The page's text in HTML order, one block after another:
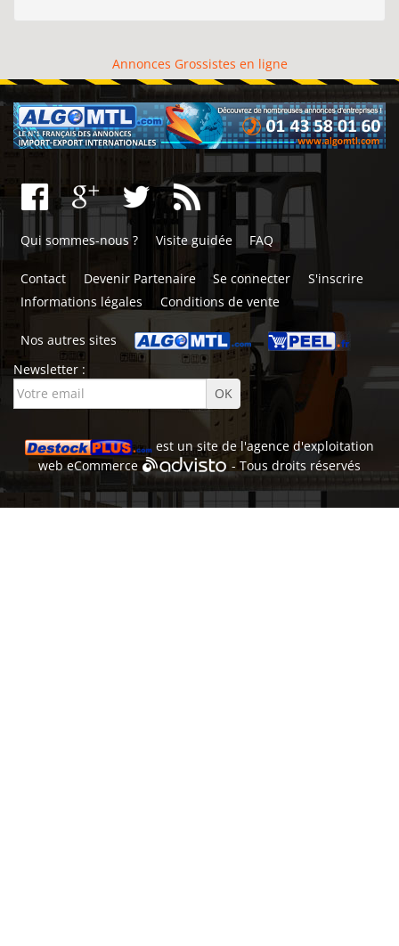
Annonces Grossistes en ligne
Qui sommes-nous ? Visite guidée FAQ
Contact Devenir Partenaire Se connecter
S'inscrire
Informations légales
Conditions de vente
Nos autres sites
Newsletter :
est un site de l'agence d'exploitation
webeCommerce - Tous droits réservés